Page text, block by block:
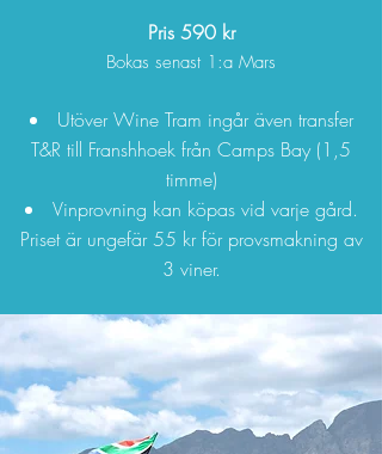
Pris 590 kr
Bokas senast 1:a Mars
Utöver Wine Tram ingår även transfer
T&R till Franshhoek från Camps Bay (1,5
timme)
Vinprovning kan köpas vid varje gård.
Priset är ungefär 55 kr för provsmakning av
3 viner.